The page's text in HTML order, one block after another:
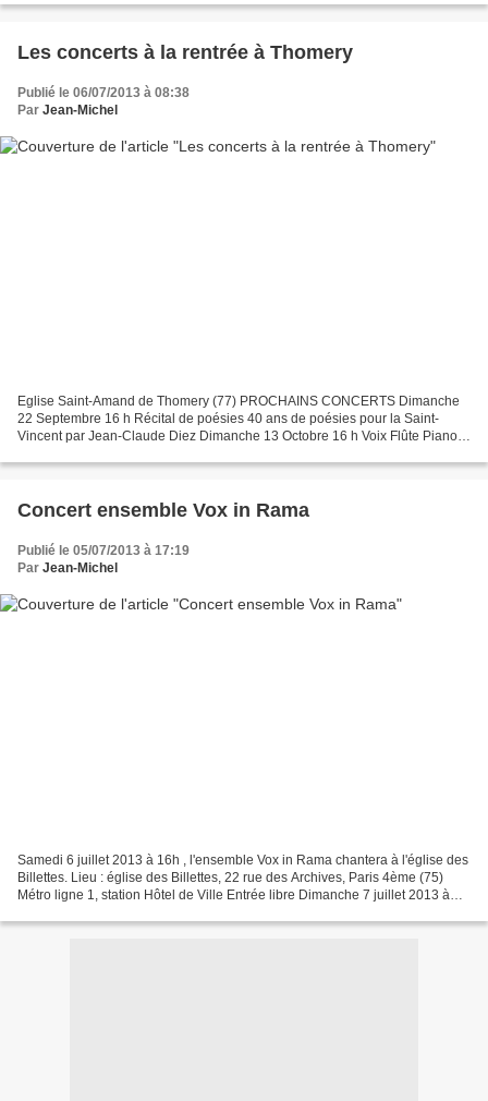
Les concerts à la rentrée à Thomery
Publié le 06/07/2013 à 08:38
Par Jean-Michel
Eglise Saint-Amand de Thomery (77) PROCHAINS CONCERTS Dimanche
22 Septembre 16 h Récital de poésies 40 ans de poésies pour la Saint-
Vincent par Jean-Claude Diez Dimanche 13 Octobre 16 h Voix Flûte Piano
Concert ensemble Vox in Rama
Publié le 05/07/2013 à 17:19
Par Jean-Michel
Samedi 6 juillet 2013 à 16h , l'ensemble Vox in Rama chantera à l'église des
Billettes. Lieu : église des Billettes, 22 rue des Archives, Paris 4ème (75)
Métro ligne 1, station Hôtel de Ville Entrée libre Dimanche 7 juillet 2013 à